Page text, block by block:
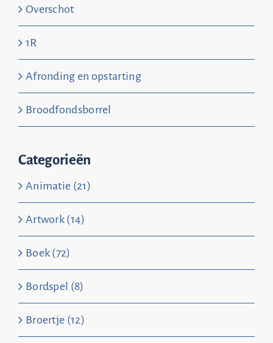
Overschot
1R
Afronding en opstarting
Broodfondsborrel
Categorieën
Animatie (21)
Artwork (14)
Boek (72)
Bordspel (8)
Broertje (12)